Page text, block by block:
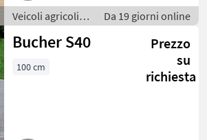
Veicoli agricoli a
motore /
Motofalciatrici/motofresatrici
Da 19 giorni online
Bucher S40
Prezzo
su
richiesta
100 cm